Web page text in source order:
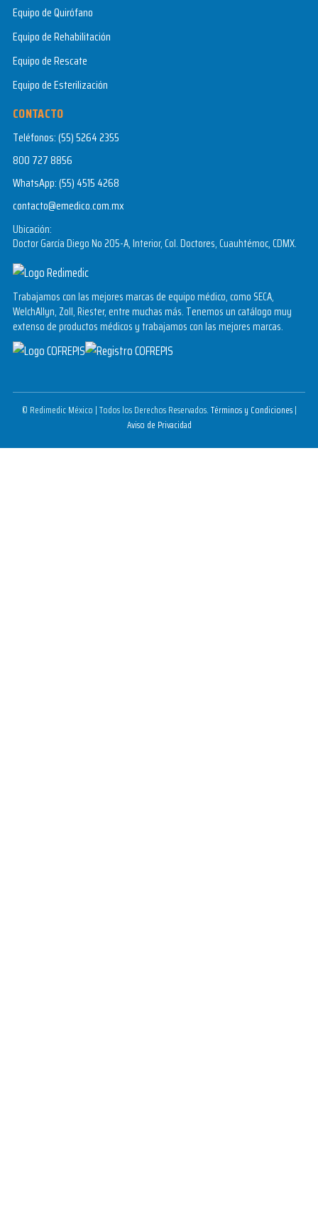
Equipo de Quirófano
Equipo de Rehabilitación
Equipo de Rescate
Equipo de Esterilización
CONTACTO
Teléfonos:(55) 5264 2355
800 727 8856
WhatsApp:(55) 4515 4268
contacto@emedico.com.mx
Ubicación:
Doctor García Diego No 205-A, Interior, Col. Doctores, Cuauhtémoc, CDMX.
Trabajamos con las mejores marcas de equipo médico, como SECA,
WelchAllyn, Zoll, Riester, entre muchas más. Tenemos un catálogo muy
extenso de productos médicos y trabajamos con las mejores marcas.
© Redimedic México | Todos los Derechos Reservados.Términos y Condiciones|
Aviso de Privacidad